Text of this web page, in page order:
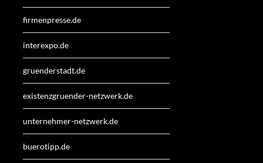
firmenpresse.de
interexpo.de
gruenderstadt.de
existenzgruender-netzwerk.de
unternehmer-netzwerk.de
buerotipp.de